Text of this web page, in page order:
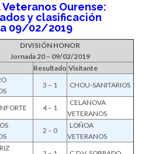
Ourense:
y clasificación
09/02/2019
DIVISIÓN HONOR
Jornada 20 – 09/02/2019
Resultado Visitante
3 – 1 CHOU-SANITARIOS
4 – 1
CELANOVA
VETERANOS
2 – 0
LOÑOA
VETERANOS